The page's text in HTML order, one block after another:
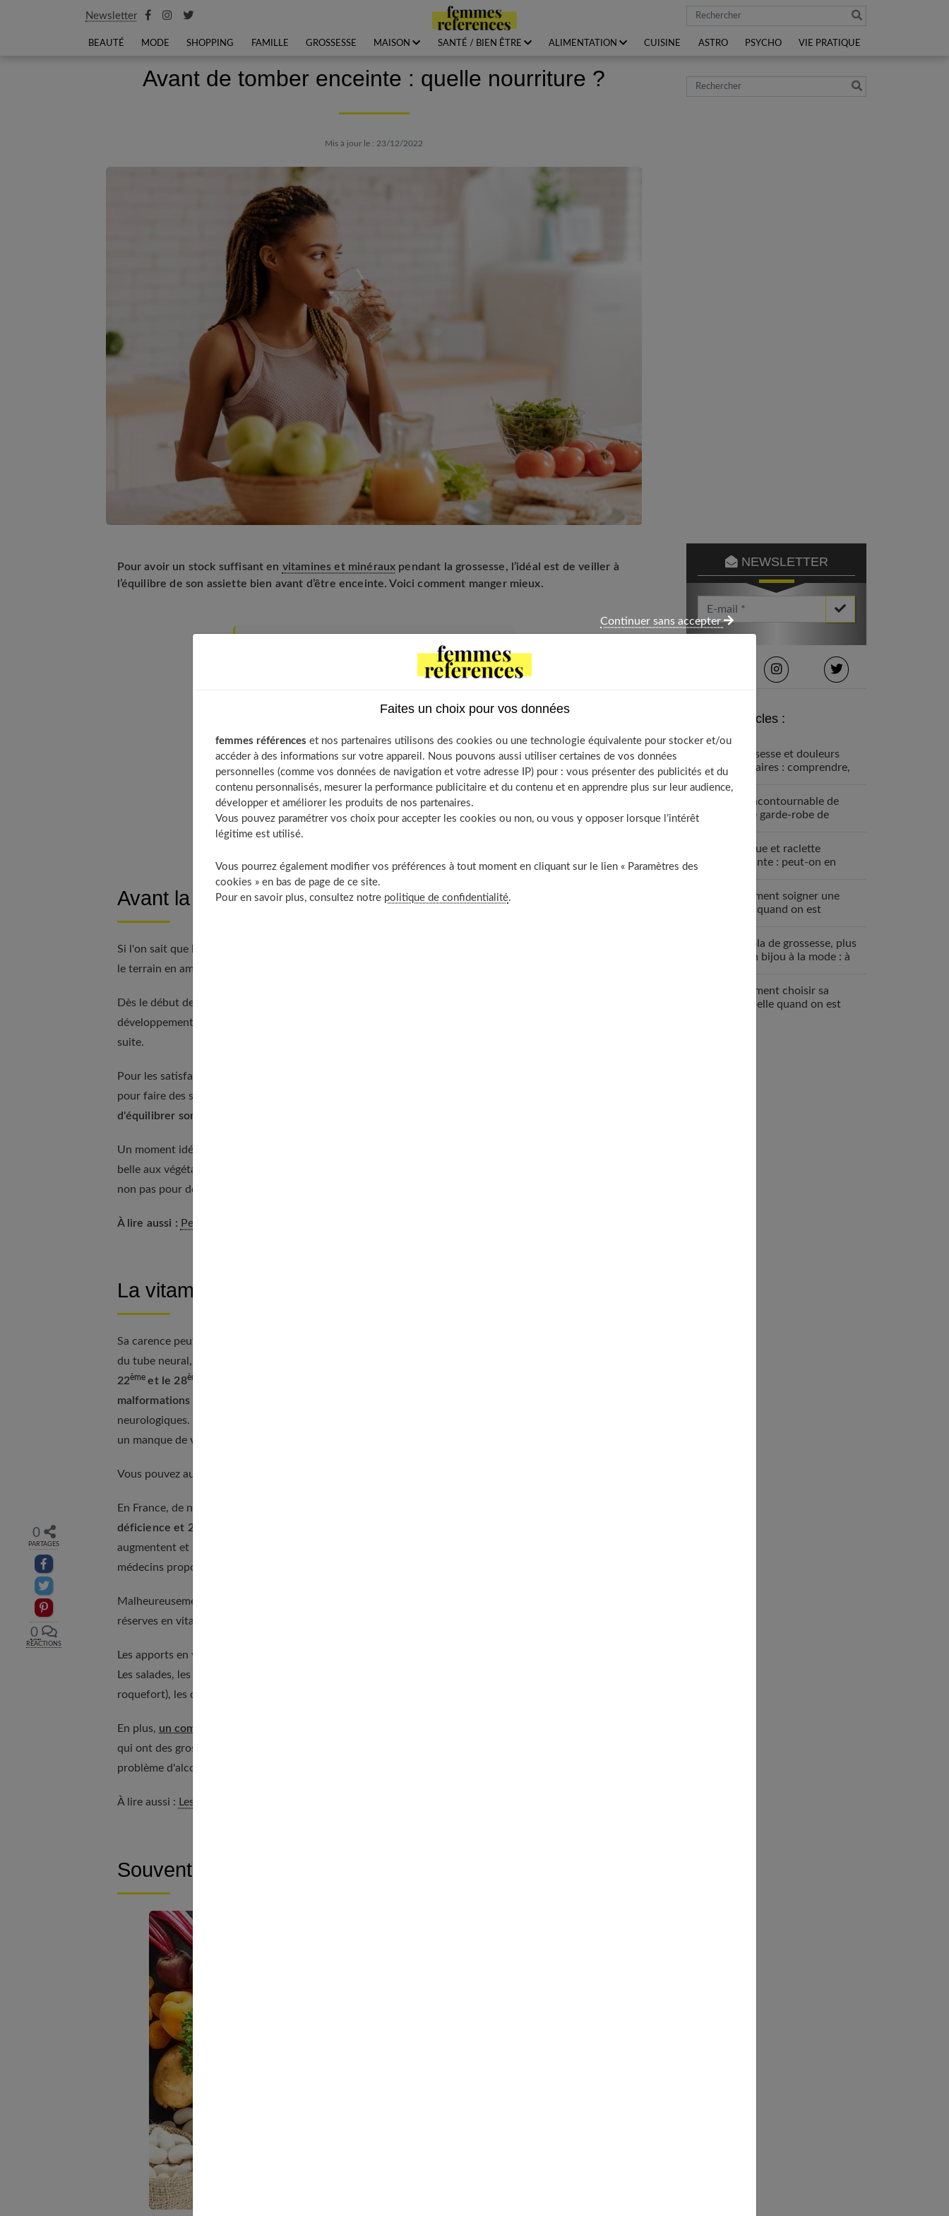
Newsletter Rechercher
BEAUTÉ MODE SHOPPING FAMILLE GROSSESSE MAISON SANTÉ / BIEN ÊTRE ALIMENTATION CUISINE ASTRO PSYCHO VIE PRATIQUE
Avant de tomber enceinte : quelle nourriture ?
Mis à jour le : 23/12/2022
Pour avoir un stock suffisant en vitamines et minéraux pendant la grossesse, l’idéal est de veiller à
l’équilibre de son assiette bien avant d’être enceinte. Voici comment manger mieux.
0
PARTAGES
Partager sur facebook
Partager sur Twitter
Epingler sur Pinterest
0
RÉACTIONS
Avant la grossesse, une alimentation spécifique ?
Souvent des carences en fer
Ne pas oublier l’iode…
Et si l’alimentation influençait le sexe de l’enfant ?
Folates, les meilleures sources
Miser sur les oméga 3
À découvrir aussi
Avant la grossesse, une alimentation spécifique ?
Si l'on sait que
le terrain en amont.
Dès le début de la grossesse, le fœtus va puiser l'énergie et les nutriments nécessaires à son
développement. Ainsi, les besoins en
suite.
Pour les satisfaire, mieux vaut
pour faire des stocks en minéraux et en vitamines satisfaisants. D'où l'importance de
d'équilibrer son alimentation
Un moment idéal pour
belle aux végétaux, se constituer de solides réserves de nutriments - et s'habituer en douceur à manger
non pas pour deux, mais deux fois mieux...
À lire aussi : Peut-on manger du foie gras quand on est enceinte ?
La vitamine B9, essentielle avant de tomber enceinte
Sa carence peut nuire au bon développement du bébé. En effet, la vitamine B9 participe à la fermeture
du tube neural, qui constitue l'ébauche du système nerveux de l'embryon. Celle-ci intervient
22ème et le 28ème
malformations du tube neural
neurologiques. Chaque année, environ 800 bébés naissent avec des malformations neurologiques liées à
un manque de vitamine B9 (ou acide folique).
Vous pouvez aussi lire notre article dédié :
En France, de nombreuses femmes ont des apports insuffisants :
déficience et 25 % un risque modéré
augmentent et passent de 300 à 500 microgrammes par jour. C'est pourquoi, aujourd'hui, la plupart des
médecins proposent une supplémentation dès que la grossesse est connue.
Malheureusement, c'est souvent trop tard. Il faut compter quatre mois environ pour restaurer les
réserves en vitamine B9. Or, le fœtus a besoin de cet acide folique dès les premières semaines.
Les apports en vitamine B9 doivent commencer dès le désir d'enfant et continuer au fil de la grossesse.
Les salades, les légumes verts (notamment à feuilles, comme les épinards), les fromages bleus (type
roquefort), les œufs font partie des aliments les plus riches en vitamine B9.
En plus, un complément alimentaire
qui ont des grossesses rapprochées, celles qui prennent la pilule depuis longtemps, fument, ont eu un
problème d'alcoolisme ou encore qui mangent peu de légumes sont les plus à risque de déficience.
À lire aussi : Les vitamines de l'énergie selon votre âge
Souvent des carences en fer
Rechercher
NEWSLETTER
Votre Email *
Derniers articles :
Grossesse et douleurs
lombaires : comprendre,
Un incontournable de
votre garde-robe de
Fondue et raclette
enceinte : peut-on en
Comment soigner une
MST quand on est
Le bola de grossesse, plus
qu’un bijou à la mode : à
Comment choisir sa
mutuelle quand on est
Faites un choix pour vos données
femmes références et nos partenaires utilisons des cookies ou une technologie équivalente pour stocker et/ou
accéder à des informations sur votre appareil. Nous pouvons aussi utiliser certaines de vos données
personnelles (comme vos données de navigation et votre adresse IP) pour : vous présenter des publicités et du
contenu personnalisés, mesurer la performance publicitaire et du contenu et en apprendre plus sur leur audience,
développer et améliorer les produits de nos partenaires.
Vous pouvez paramétrer vos choix pour accepter les cookies ou non, ou vous y opposer lorsque l’intérêt
légitime est utilisé.
Vous pourrez également modifier vos préférences à tout moment en cliquant sur le lien « Paramètres des
cookies » en bas de page de ce site.
Pour en savoir plus, consultez notre politique de confidentialité.
Continuer sans accepter